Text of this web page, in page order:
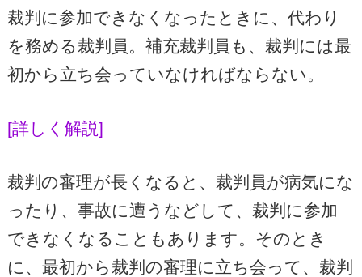
裁判に参加できなくなったときに、代わり
を務める裁判員。補充裁判員も、裁判には最
初から立ち会っていなければならない。
[詳しく解説]
裁判の審理が長くなると、裁判員が病気にな
ったり、事故に遭うなどして、裁判に参加
できなくなることもあります。そのとき
に、最初から裁判の審理に立ち会って、裁判